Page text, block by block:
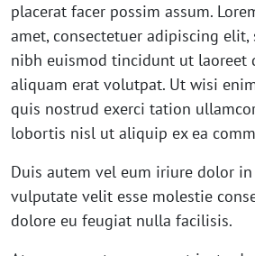
placerat facer possim assum.
amet, consectetuer adipiscing
nibh euismod tincidunt ut laoreet
aliquam erat volutpat. Ut wisi
quis nostrud exerci tation
lobortis nisl ut aliquip ex ea
Duis autem vel eum iriure dolor
vulputate velit esse molestie
dolore eu feugiat nulla facilisis.